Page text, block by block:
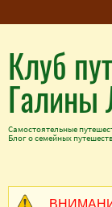
Клуб
Галины
Самостоятельные
Блог о семейных